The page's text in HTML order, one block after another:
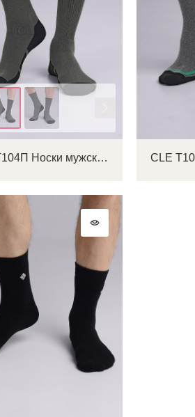
CLE Т104П Носки мужские
ЗАБЫЛИ ПАРОЛЬ?
ОТПРАВИТЬ КОД
Напишите нам на opt@acewear.ru
СОЗДАТЬ